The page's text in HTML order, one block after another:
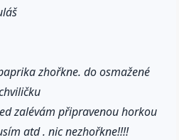
zhořkne. do osmažené
zalévám připravenou horkou
atd . nic nezhořkne!!!!